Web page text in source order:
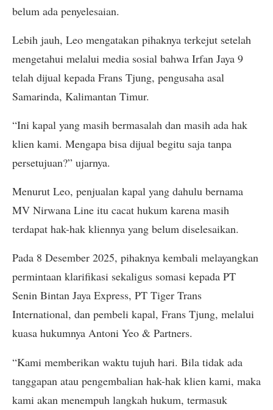
belum ada penyelesaian.
Lebih jauh, Leo mengatakan pihaknya terkejut setelah
mengetahui melalui media sosial bahwa Irfan Jaya 9
telah dijual kepada Frans Tjung, pengusaha asal
Samarinda, Kalimantan Timur.
“Ini kapal yang masih bermasalah dan masih ada hak
klien kami. Mengapa bisa dijual begitu saja tanpa
persetujuan?” ujarnya.
Menurut Leo, penjualan kapal yang dahulu bernama
MV Nirwana Line itu cacat hukum karena masih
terdapat hak-hak kliennya yang belum diselesaikan.
Pada 8 Desember 2025, pihaknya kembali melayangkan
permintaan klarifikasi sekaligus somasi kepada PT
Senin Bintan Jaya Express, PT Tiger Trans
International, dan pembeli kapal, Frans Tjung, melalui
kuasa hukumnya Antoni Yeo & Partners.
“Kami memberikan waktu tujuh hari. Bila tidak ada
tanggapan atau pengembalian hak-hak klien kami, maka
kami akan menempuh langkah hukum, termasuk